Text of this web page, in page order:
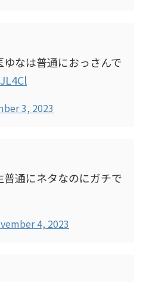
なは普通におっさんで
3, 2023
通にネタなのにガチで
4, 2023